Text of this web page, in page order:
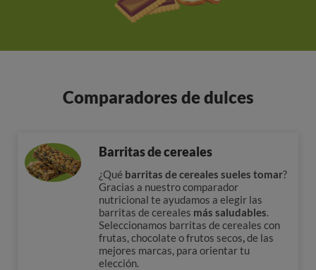
Comparadores de dulces
Barritas de cereales
¿Qué barritas de cereales sueles tomar?
Gracias a nuestro comparador
nutricional te ayudamos a elegir las
barritas de cereales más saludables.
Seleccionamos barritas de cereales con
frutas, chocolate o frutos secos,de las
mejores marcas, para orientar tu
elección.